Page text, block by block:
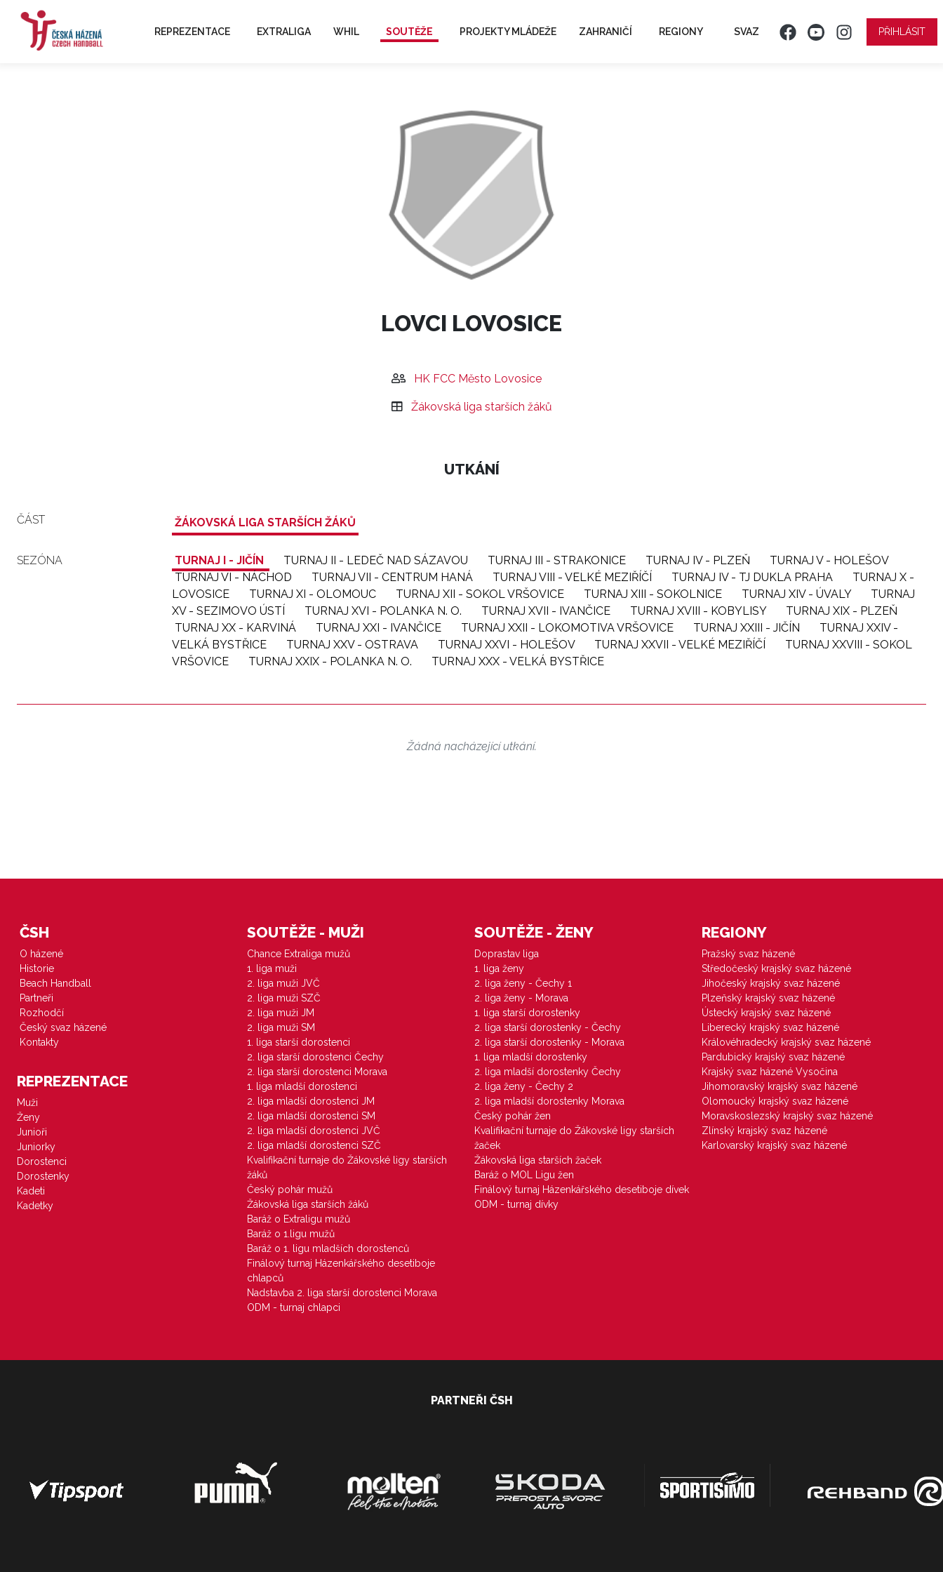
REPREZENTACE EXTRALIGA WHIL SOUTĚŽE PROJEKTY MLÁDEŽE ZAHRANIČÍ REGIONY SVAZ PŘIHLÁSIT
LOVCI LOVOSICE
HK FCC Město Lovosice
Žákovská liga starších žáků
UTKÁNÍ
ČÁST ŽÁKOVSKÁ LIGA STARŠÍCH ŽÁKŮ
SEZÓNA TURNAJ I - JIČÍN TURNAJ II - LEDEČ NAD SÁZAVOU TURNAJ III - STRAKONICE TURNAJ IV - PLZEŇ
TURNAJ V - HOLEŠOV
TURNAJ VI - NÁCHOD
TURNAJ VII - CENTRUM HANÁ TURNAJ VIII - VELKÉ MEZIŘÍČÍ TURNAJ IV - TJ DUKLA PRAHA
TURNAJ X -
LOVOSICE
TURNAJ XI - OLOMOUC TURNAJ XII - SOKOL VRŠOVICE TURNAJ XIII - SOKOLNICE TURNAJ XIV - ÚVALY
TURNAJ
XV - SEZIMOVO ÚSTÍ
TURNAJ XVI - POLANKA N. O. TURNAJ XVII - IVANČICE TURNAJ XVIII - KOBYLISY
TURNAJ XIX - PLZEŇ
TURNAJ XX - KARVINÁ
TURNAJ XXI - IVANČICE TURNAJ XXII - LOKOMOTIVA VRŠOVICE TURNAJ XXIII - JIČÍN
TURNAJ XXIV -
VELKÁ BYSTŘICE
TURNAJ XXV - OSTRAVA TURNAJ XXVI - HOLEŠOV TURNAJ XXVII - VELKÉ MEZIŘÍČÍ
TURNAJ XXVIII - SOKOL
VRŠOVICE
TURNAJ XXIX - POLANKA N. O. TURNAJ XXX - VELKÁ BYSTŘICE
Žádná nacházející utkání.
ČSH
O házené
Historie
Beach Handball
Partneři
Rozhodčí
Český svaz házené
Kontakty
REPREZENTACE
Muži
Ženy
Junioři
Juniorky
Dorostenci
Dorostenky
Kadeti
Kadetky
SOUTĚŽE - MUŽI
Chance Extraliga mužů
1. liga muži
2. liga muži JVČ
2. liga muži SZČ
2. liga muži JM
2. liga muži SM
1. liga starší dorostenci
2. liga starší dorostenci Čechy
2. liga starší dorostenci Morava
1. liga mladší dorostenci
2. liga mladší dorostenci JM
2. liga mladší dorostenci SM
2. liga mladší dorostenci JVČ
2. liga mladší dorostenci SZČ
Kvalifikační turnaje do Žákovské ligy starších
žáků
Český pohár mužů
Žákovská liga starších žáků
Baráž o Extraligu mužů
Baráž o 1.ligu mužů
Baráž o 1. ligu mladších dorostenců
Finálový turnaj Házenkářského desetiboje
chlapců
Nadstavba 2. liga starší dorostenci Morava
ODM - turnaj chlapci
SOUTĚŽE - ŽENY
Doprastav liga
1. liga ženy
2. liga ženy - Čechy 1
2. liga ženy - Morava
1. liga starší dorostenky
2. liga starší dorostenky - Čechy
2. liga starší dorostenky - Morava
1. liga mladší dorostenky
2. liga mladší dorostenky Čechy
2. liga ženy - Čechy 2
2. liga mladší dorostenky Morava
Český pohár žen
Kvalifikační turnaje do Žákovské ligy starších
žaček
Žákovská liga starších žaček
Baráž o MOL Ligu žen
Finálový turnaj Házenkářského desetiboje dívek
ODM - turnaj dívky
REGIONY
Pražský svaz házené
Středočeský krajský svaz házené
Jihočeský krajský svaz házené
Plzeňský krajský svaz házené
Ústecký krajský svaz házené
Liberecký krajský svaz házené
Královéhradecký krajský svaz házené
Pardubický krajský svaz házené
Krajský svaz házené Vysočina
Jihomoravský krajský svaz házené
Olomoucký krajský svaz házené
Moravskoslezský krajský svaz házené
Zlínský krajský svaz házené
Karlovarský krajský svaz házené
PARTNEŘI ČSH